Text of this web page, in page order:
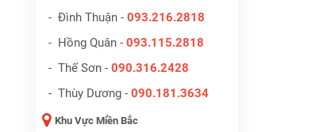
- Đình Thuận - 093.216.2818
- Hồng Quân - 093.115.2818
- Thế Sơn - 090.316.2428
- Thùy Dương - 090.181.3634
Khu Vực Miền Bắc